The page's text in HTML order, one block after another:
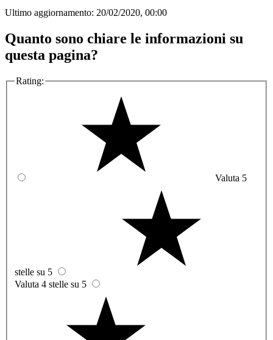
Ultimo aggiornamento: 20/02/2020, 00:00
Quanto sono chiare le informazioni su
questa pagina?
Rating:
Valuta 5
stelle su 5
Valuta 4 stelle su 5